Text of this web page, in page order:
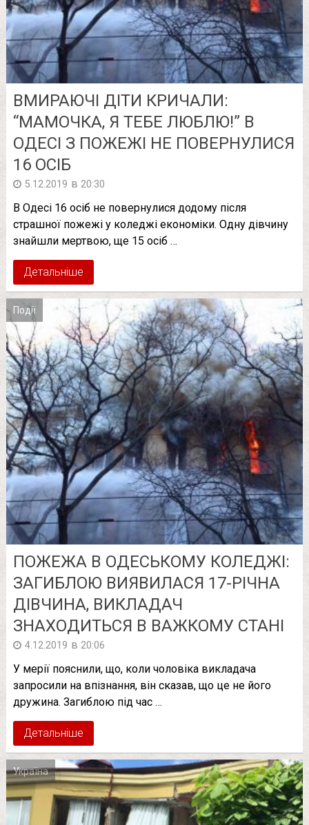
ВМИРАЮЧІ ДІТИ КРИЧАЛИ:
“МАМОЧКА, Я ТЕБЕ ЛЮБЛЮ!” В
ОДЕСІ З ПОЖЕЖІ НЕ ПОВЕРНУЛИСЯ
16 ОСІБ
5.12.2019 в 20:30
В Одесі 16 осіб не повернулися додому після
страшної пожежі у коледжі економіки. Одну дівчину
знайшли мертвою, ще 15 осіб …
Детальніше
Події
ПОЖЕЖА В ОДЕСЬКОМУ КОЛЕДЖІ:
ЗАГИБЛОЮ ВИЯВИЛАСЯ 17-РІЧНА
ДІВЧИНА, ВИКЛАДАЧ
ЗНАХОДИТЬСЯ В ВАЖКОМУ СТАНІ
4.12.2019 в 20:06
У мерії пояснили, що, коли чоловіка викладача
запросили на впізнання, він сказав, що це не його
дружина. Загиблою під час …
Детальніше
Україна